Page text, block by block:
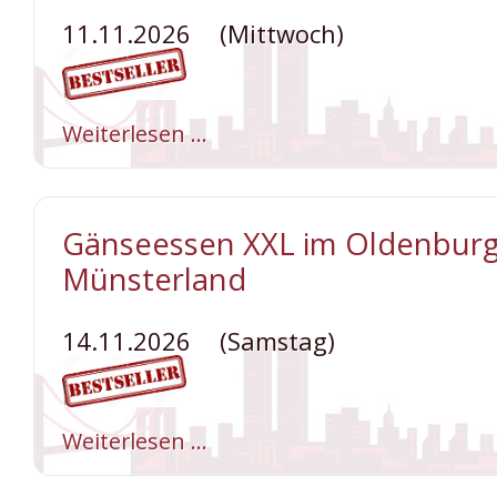
11.11.2026 (Mittwoch)
Weiterlesen … Grünkohlessen
zum
sattwerden
buntem
Gänseessen XXL im
Münsterland
14.11.2026 (Samstag)
Weiterlesen … Gänseessen
XXL
im